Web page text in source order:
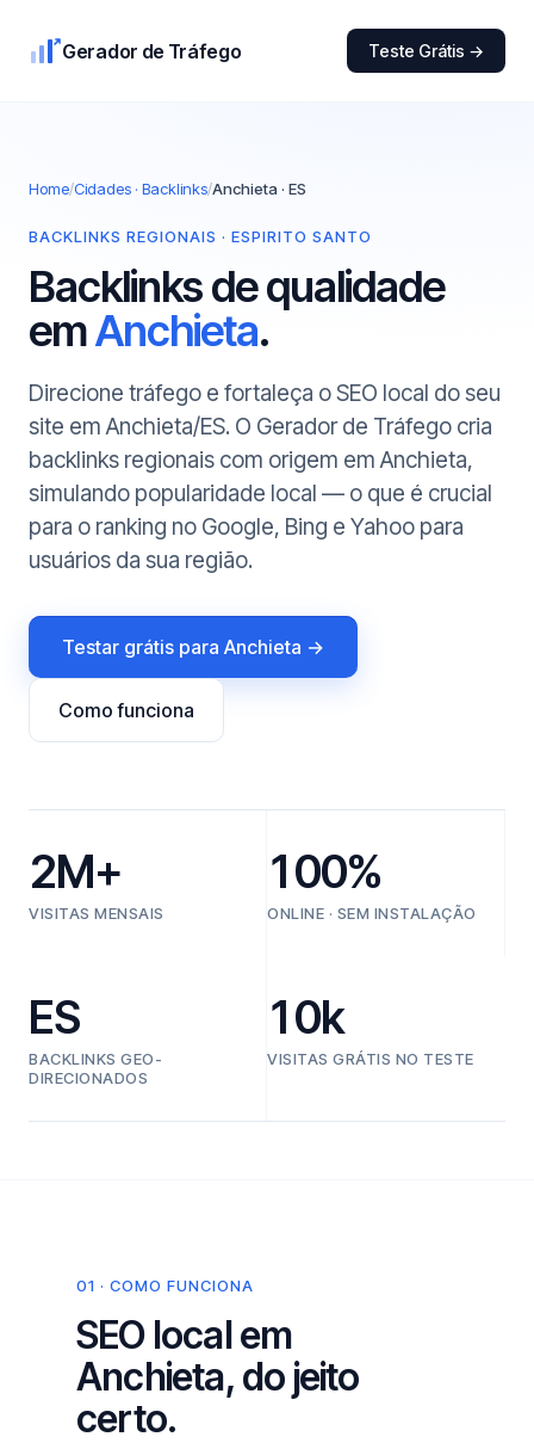
Gerador de Tráfego Teste Grátis →
Home/Cidades · Backlinks/Anchieta · ES
BACKLINKS REGIONAIS · ESPIRITO SANTO
Backlinks de qualidade
emAnchieta.
Direcione tráfego e fortaleça o SEO local do seu
site em Anchieta/ES. O Gerador de Tráfego cria
backlinks regionais com origem em Anchieta,
simulando popularidade local — o que é crucial
para o ranking no Google, Bing e Yahoo para
usuários da sua região.
Testar grátis para Anchieta →
Como funciona
2M+
VISITAS MENSAIS
100%
ONLINE · SEM INSTALAÇÃO
ES
BACKLINKS GEO-
DIRECIONADOS
10k
VISITAS GRÁTIS NO TESTE
01 · COMO FUNCIONA
SEO local em
Anchieta, do jeito
certo.